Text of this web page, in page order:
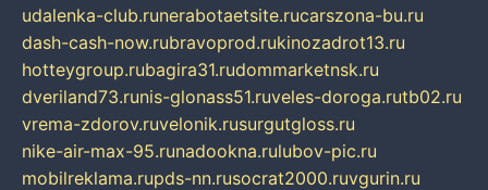
udalenka-club.runerabotaetsite.rucarszona-bu.ru
dash-cash-now.rubravoprod.rukinozadrot13.ru
hotteygroup.rubagira31.rudommarketnsk.ru
dveriland73.runis-glonass51.ruveles-doroga.rutb02.ru
vrema-zdorov.ruvelonik.rusurgutgloss.ru
nike-air-max-95.runadookna.rulubov-pic.ru
mobilreklama.rupds-nn.rusocrat2000.ruvgurin.ru